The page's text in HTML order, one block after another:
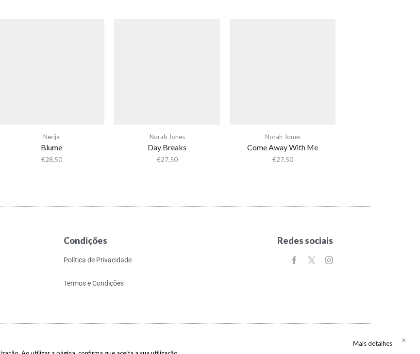
Nerija
Blume
€28,50
Norah Jones
Day Breaks
€27,50
Norah Jones
Come Away With Me
€27,50
Mais detalhes
Condições
Política de Privacidade
Termos e Condições
Redes sociais